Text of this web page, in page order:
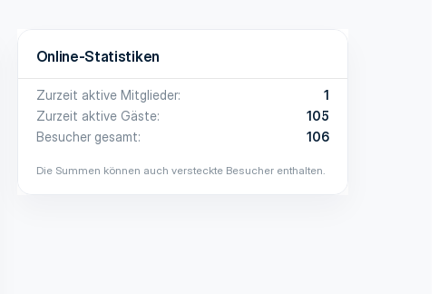
Online-Statistiken
Zurzeit aktive Mitglieder
1
Zurzeit aktive Gäste
105
Besucher gesamt
106
Die Summen können auch versteckte Besucher enthalten.